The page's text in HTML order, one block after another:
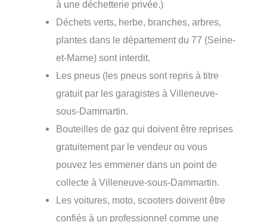
à une déchetterie privée.)
Déchets verts, herbe, branches, arbres,
plantes dans le département du 77 (Seine-
et-Marne) sont interdit.
Les pneus (les pneus sont repris à titre
gratuit par les garagistes à Villeneuve-
sous-Dammartin.
Bouteilles de gaz qui doivent être reprises
gratuitement par le vendeur ou vous
pouvez les emmener dans un point de
collecte à Villeneuve-sous-Dammartin.
Les voitures, moto, scooters doivent être
confiés à un professionnel comme une